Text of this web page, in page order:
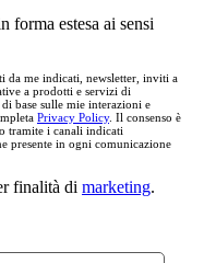
forma estesa ai sensi
da me indicati, newsletter, inviti a
a prodotti e servizi di
base sulle mie interazioni e
Privacy Policy. Il consenso è
tramite i canali indicati
presente in ogni comunicazione
finalità di marketing.